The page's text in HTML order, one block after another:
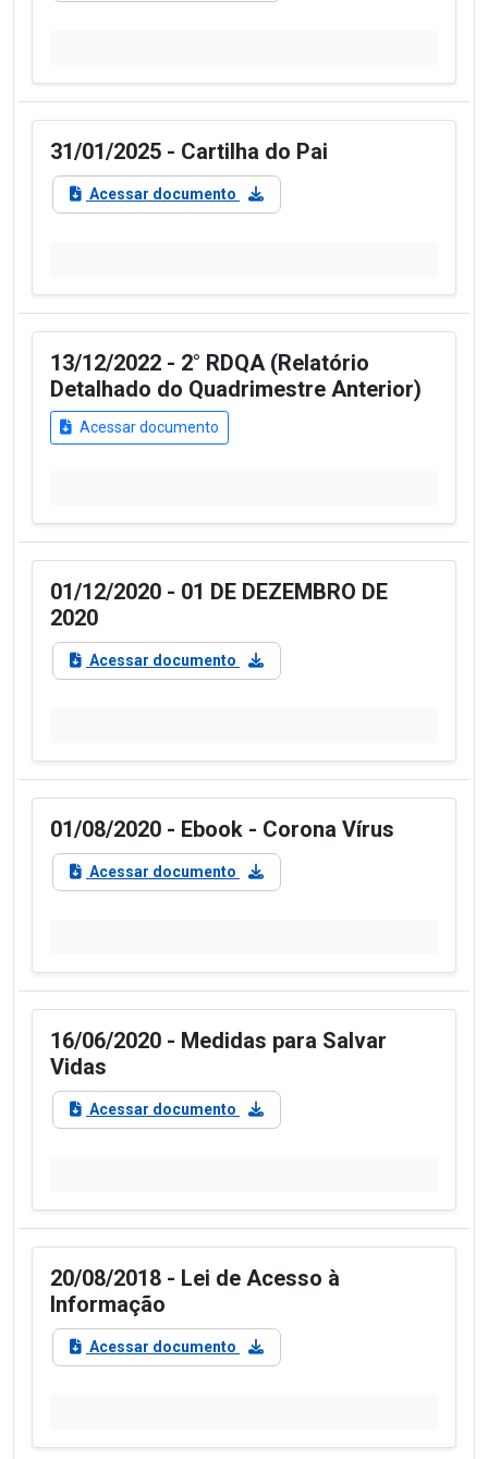
31/01/2025 - Cartilha do Pai
Acessar documento
13/12/2022 - 2° RDQA (Relatório
Detalhado do Quadrimestre Anterior)
Acessar documento
01/12/2020 - 01 DE DEZEMBRO DE
2020
Acessar documento
01/08/2020 - Ebook - Corona Vírus
Acessar documento
16/06/2020 - Medidas para Salvar
Vidas
Acessar documento
20/08/2018 - Lei de Acesso à
Informação
Acessar documento